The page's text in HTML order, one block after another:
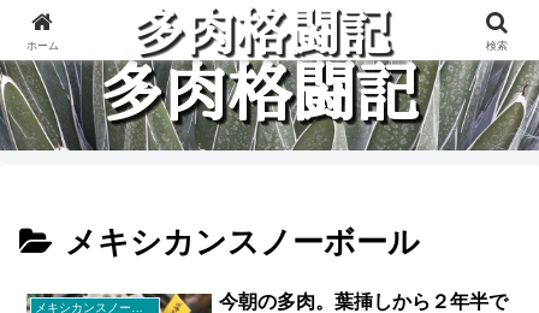
多肉植物と楽しく格闘している記録です。
メキシカンスノーボール
今朝の多肉。葉挿しから２年半で
ホーム 検索